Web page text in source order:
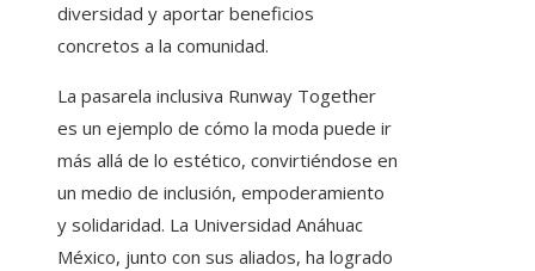
diversidad y aportar beneficios
concretos a la comunidad.
La pasarela inclusiva Runway Together
es un ejemplo de cómo la moda puede ir
más allá de lo estético, convirtiéndose en
un medio de inclusión, empoderamiento
y solidaridad. La Universidad Anáhuac
México, junto con sus aliados, ha logrado